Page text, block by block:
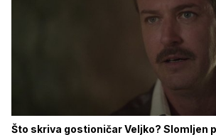
Što skriva gostioničar Veljko? Slomljen